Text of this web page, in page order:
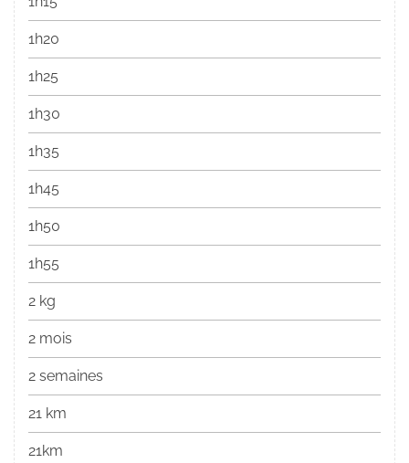
1h20
1h25
1h30
1h35
1h45
1h50
1h55
2 kg
2 mois
2 semaines
21 km
21km